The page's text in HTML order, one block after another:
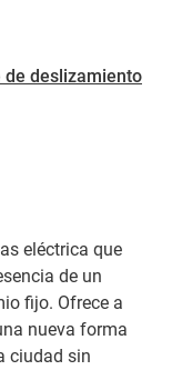
deslizamiento
eléctrica que
de un
fijo. Ofrece a
nueva forma
ciudad sin